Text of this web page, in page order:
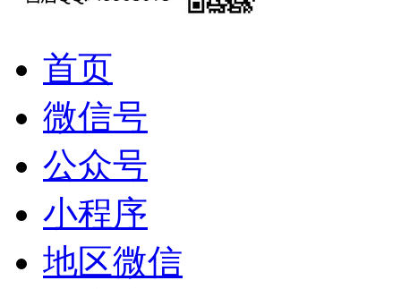
首页
微信号
公众号
小程序
地区微信